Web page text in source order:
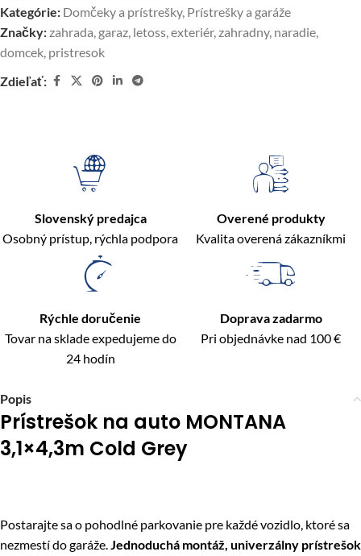
Kategórie: Domčeky a prístrešky, Prístrešky a garáže
Značky:zahrada, garaz, letoss,exteriér,zahradny, naradie,
domcek, pristresok
Zdieľať:
Slovenský predajca
Osobný prístup, rýchla podpora
Overené produkty
Kvalita overená zákazníkmi
Rýchle doručenie
Tovar na sklade expedujeme do
24 hodín
Doprava zadarmo
Pri objednávke nad 100 €
Popis
Prístrešok na auto MONTANA
3,1×4,3m Cold Grey
Postarajte sa o pohodlné parkovanie pre každé vozidlo, ktoré sa
nezmestí do garáže.Jednoduchá montáž, univerzálny prístrešok